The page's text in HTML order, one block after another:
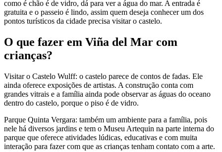
como é chão é de vidro, dá para ver a água do mar. A entrada é
gratuita e o passeio é lindo, assim quem deseja conhecer um dos
pontos turísticos da cidade precisa visitar o castelo.
O que fazer em Viña del Mar com
crianças?
Visitar o Castelo Wulff: o castelo parece de contos de fadas. Ele
ainda oferece exposições de artistas. A construção conta com
grandes vitrais e a família ainda pode observar as águas do oceano
dentro do castelo, porque o piso é de vidro.
Parque Quinta Vergara: também um ambiente para a família, pois
nele há diversos jardins e tem o Museu Artequin na parte interna do
parque que oferece atividades lúdicas, educativas e com muita
interação para fazer com que as crianças tenham contato com a arte.